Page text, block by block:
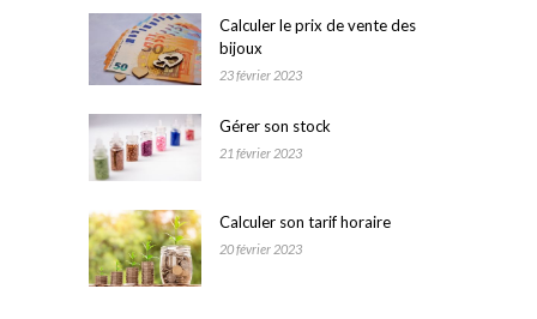
Calculer le prix de vente des
bijoux
23 février 2023
Gérer son stock
21 février 2023
Calculer son tarif horaire
20 février 2023